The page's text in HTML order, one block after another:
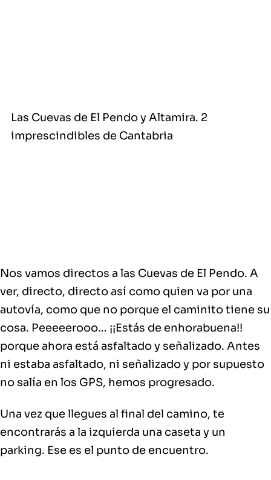
Las Cuevas de El Pendo y Altamira. 2
imprescindibles de Cantabria
Nos vamos directos a las Cuevas de El Pendo. A
ver, directo, directo así como quien va por una
autovía, como que no porque el caminito tiene su
cosa. Peeeeerooo… ¡¡Estás de enhorabuena!!
porque ahora está asfaltado y señalizado. Antes
ni estaba asfaltado, ni señalizado y por supuesto
no salía en los GPS, hemos progresado.
Una vez que llegues al final del camino, te
encontrarás a la izquierda una caseta y un
parking. Ese es el punto de encuentro.